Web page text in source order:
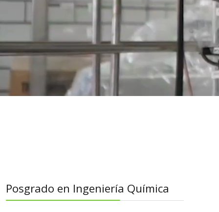
Posgrado en Ingeniería Química